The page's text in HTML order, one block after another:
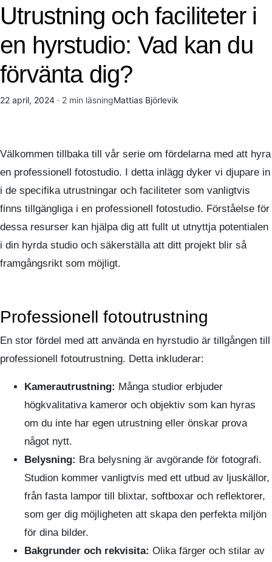
Utrustning och faciliteter i
en hyrstudio: Vad kan du
förvänta dig?
22 april, 2024 · 2 min läsningMattias Björlevik
Välkommen tillbaka till vår serie om fördelarna med att hyra
en professionell fotostudio. I detta inlägg dyker vi djupare in
i de specifika utrustningar och faciliteter som vanligtvis
finns tillgängliga i en professionell fotostudio. Förståelse för
dessa resurser kan hjälpa dig att fullt ut utnyttja potentialen
i din hyrda studio och säkerställa att ditt projekt blir så
framgångsrikt som möjligt.
Professionell fotoutrustning
En stor fördel med att använda en hyrstudio är tillgången till
professionell fotoutrustning. Detta inkluderar:
Kamerautrustning: Många studior erbjuder
högkvalitativa kameror och objektiv som kan hyras
om du inte har egen utrustning eller önskar prova
något nytt.
Belysning: Bra belysning är avgörande för fotografi.
Studion kommer vanligtvis med ett utbud av ljuskällor,
från fasta lampor till blixtar, softboxar och reflektorer,
som ger dig möjligheten att skapa den perfekta miljön
för dina bilder.
Bakgrunder och rekvisita: Olika färger och stilar av